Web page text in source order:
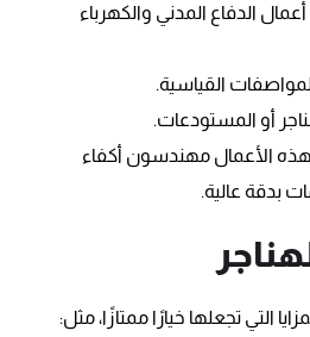
الدفاع المدني والكهرباء
القياسية.
أو المستودعات.
الأعمال مهندسون أكفاء
بدقة عالية.
التي تجعلها خيارًا ممتازًا، مثل: